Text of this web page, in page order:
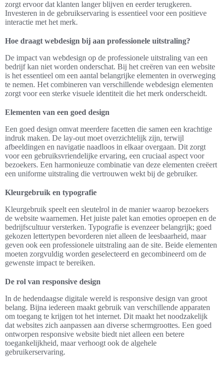
zorgt ervoor dat klanten langer blijven en eerder terugkeren.
Investeren in de gebruikservaring is essentieel voor een positieve
interactie met het merk.
Hoe draagt webdesign bij aan professionele uitstraling?
De impact van webdesign op de professionele uitstraling van een
bedrijf kan niet worden onderschat. Bij het creëren van een website
is het essentieel om een aantal belangrijke elementen in overweging
te nemen. Het combineren van verschillende webdesign elementen
zorgt voor een sterke visuele identiteit die het merk onderscheidt.
Elementen van een goed design
Een goed design omvat meerdere facetten die samen een krachtige
indruk maken. De lay-out moet overzichtelijk zijn, terwijl
afbeeldingen en navigatie naadloos in elkaar overgaan. Dit zorgt
voor een gebruiksvriendelijke ervaring, een cruciaal aspect voor
bezoekers. Een harmonieuze combinatie van deze elementen creëert
een uniforme uitstraling die vertrouwen wekt bij de gebruiker.
Kleurgebruik en typografie
Kleurgebruik speelt een sleutelrol in de manier waarop bezoekers
de website waarnemen. Het juiste palet kan emoties oproepen en de
bedrijfscultuur versterken. Typografie is evenzeer belangrijk; goed
gekozen lettertypen bevorderen niet alleen de leesbaarheid, maar
geven ook een professionele uitstraling aan de site. Beide elementen
moeten zorgvuldig worden geselecteerd en gecombineerd om de
gewenste impact te bereiken.
De rol van responsive design
In de hedendaagse digitale wereld is responsive design van groot
belang. Bijna iedereen maakt gebruik van verschillende apparaten
om toegang te krijgen tot het internet. Dit maakt het noodzakelijk
dat websites zich aanpassen aan diverse schermgroottes. Een goed
ontworpen responsive website biedt niet alleen een betere
toegankelijkheid, maar verhoogt ook de algehele
gebruikerservaring.